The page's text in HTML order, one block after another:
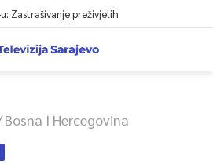
Zastrašivanje preživjelih
Bosna I Hercegovina